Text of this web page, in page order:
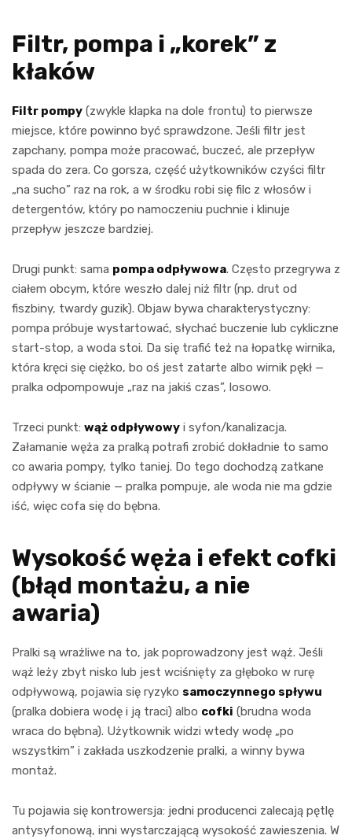
Filtr, pompa i „korek” z
kłaków
Filtr pompy (zwykle klapka na dole frontu) to pierwsze
miejsce, które powinno być sprawdzone. Jeśli filtr jest
zapchany, pompa może pracować, buczeć, ale przepływ
spada do zera. Co gorsza, część użytkowników czyści filtr
„na sucho” raz na rok, a w środku robi się filc z włosów i
detergentów, który po namoczeniu puchnie i klinuje
przepływ jeszcze bardziej.
Drugi punkt: sama pompa odpływowa. Często przegrywa z
ciałem obcym, które weszło dalej niż filtr (np. drut od
fiszbiny, twardy guzik). Objaw bywa charakterystyczny:
pompa próbuje wystartować, słychać buczenie lub cykliczne
start-stop, a woda stoi. Da się trafić też na łopatkę wirnika,
która kręci się ciężko, bo oś jest zatarte albo wirnik pękł —
pralka odpompowuje „raz na jakiś czas”, losowo.
Trzeci punkt: wąż odpływowy i syfon/kanalizacja.
Załamanie węża za pralką potrafi zrobić dokładnie to samo
co awaria pompy, tylko taniej. Do tego dochodzą zatkane
odpływy w ścianie — pralka pompuje, ale woda nie ma gdzie
iść, więc cofa się do bębna.
Wysokość węża i efekt cofki
(błąd montażu, a nie
awaria)
Pralki są wrażliwe na to, jak poprowadzony jest wąż. Jeśli
wąż leży zbyt nisko lub jest wciśnięty za głęboko w rurę
odpływową, pojawia się ryzyko samoczynnego spływu
(pralka dobiera wodę i ją traci) albo cofki (brudna woda
wraca do bębna). Użytkownik widzi wtedy wodę „po
wszystkim” i zakłada uszkodzenie pralki, a winny bywa
montaż.
Tu pojawia się kontrowersja: jedni producenci zalecają pętlę
antysyfonową, inni wystarczającą wysokość zawieszenia. W